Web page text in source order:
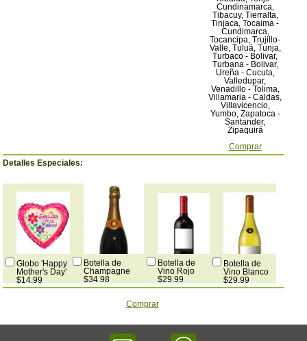
Cundinamarca,
Tibacuy, Tierralta,
Tinjaca, Tocaima -
Cundimarca,
Tocancipa, Trujillo-
Valle, Tuluá, Tunja,
Turbaco - Bolivar,
Turbana - Bolivar,
Ureña - Cucuta,
Valledupar,
Venadillo - Tolima,
Villamaria - Caldas,
Villavicencio,
Yumbo, Zapatoca -
Santander,
Zipaquirá
Comprar
Detalles Especiales:
Globo 'Happy
Mother's Day'
$14.99
Botella de
Champagne
$34.98
Botella de
Vino Rojo
$29.99
Botella de
Vino Blanco
$29.99
Comprar